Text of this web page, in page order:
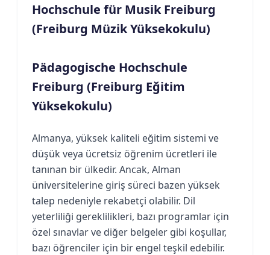
Hochschule für Musik Freiburg
(Freiburg Müzik Yüksekokulu)
Pädagogische Hochschule
Freiburg (Freiburg Eğitim
Yüksekokulu)
Almanya, yüksek kaliteli eğitim sistemi ve
düşük veya ücretsiz öğrenim ücretleri ile
tanınan bir ülkedir. Ancak, Alman
üniversitelerine giriş süreci bazen yüksek
talep nedeniyle rekabetçi olabilir. Dil
yeterliliği gereklilikleri, bazı programlar için
özel sınavlar ve diğer belgeler gibi koşullar,
bazı öğrenciler için bir engel teşkil edebilir.